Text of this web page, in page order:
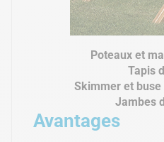
Poteaux et
Tapis
Skimmer et
Jambes
Avantages